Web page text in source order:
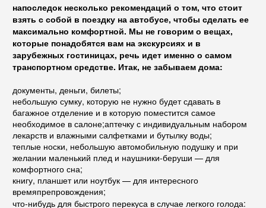
напоследок несколько рекомендаций о том, что стоит
взять с собой в поездку на автобусе, чтобы сделать ее
максимально комфортной. Мы не говорим о вещах,
которые понадобятся вам на экскурсиях и в
зарубежных гостиницах, речь идет именно о самом
транспортном средстве. Итак, не забываем дома:
документы, деньги, билеты;
небольшую сумку, которую не нужно будет сдавать в
багажное отделение и в которую поместится самое
необходимое в салоне;аптечку с индивидуальным набором
лекарств и влажными салфетками и бутылку воды;
теплые носки, небольшую автомобильную подушку и при
желании маленький плед и наушники-беруши — для
комфортного сна;
книгу, планшет или ноутбук — для интересного
времяпрепровождения;
что-нибудь для быстрого перекуса в случае легкого голода: